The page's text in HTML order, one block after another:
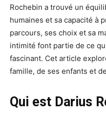
Rochebin a trouvé un
humaines et sa capacité à
parcours, ses choix et sa
intimité font partie de ce
fascinant. Cet article
famille, de ses enfants et
Qui est Darius